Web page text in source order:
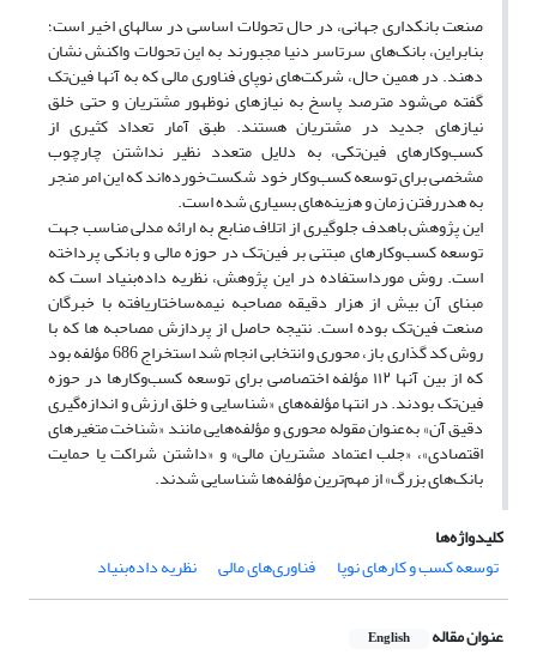
صنعت بانکداری جهانی، در حال تحولات اساسی در سالهای اخیر است؛
بنابراین، بانک‌های سرتاسر دنیا مجبورند به این تحولات واکنش نشان
دهند. در همین حال، شرکت‌های نوپای فناوری مالی که به آنها فین‌تک
گفته می‌شود مترصد پاسخ به نیازهای نوظهور مشتریان و حتی خلق
نیازهای جدید در مشتریان هستند. طبق آمار تعداد کثیری از
کسب‌وکارهای فین‌تکی، به دلایل متعدد نظیر نداشتن چارچوب
مشخصی برای توسعه کسب‌وکار خود شکست‌خورده‌اند که این امر منجر
به هدررفتن زمان و هزینه‌های بسیاری شده است.
این پژوهش باهدف جلوگیری از اتلاف منابع به ارائه مدلی مناسب جهت
توسعه کسب‌وکارهای مبتنی بر فین‌تک در حوزه مالی و بانکی پرداخته
است. روش مورداستفاده در این پژوهش، نظریه داده‌بنیاد است که
مبنای آن بیش از هزار دقیقه مصاحبه نیمه‌ساختاریافته با خبرگان
صنعت فین‌تک بوده است. نتیجه حاصل از پردازش مصاحبه ها که با
روش کد گذاری باز، محوری و انتخابی انجام شد استخراج 686 مؤلفه بود
که از بین آنها ۱۱۲ مؤلفه‌ اختصاصی برای توسعه کسب‌وکارها در حوزه
فین‌تک بودند. در انتها مؤلفه‌های «شناسایی و خلق ارزش‌ و اندازه‌گیری
دقیق آن» به‌عنوان مقوله محوری و مؤلفه‌هایی مانند «شناخت متغیرهای
اقتصادی»، «جلب اعتماد مشتریان مالی» و «داشتن شراکت یا حمایت
بانک‌های بزرگ» از مهم‌ترین مؤلفه‌ها شناسایی شدند.
کلیدواژه‌ها
توسعه کسب و کارهای نوپا
فناوری‌های مالی نظریه داده‌بنیاد
عنوان مقاله English